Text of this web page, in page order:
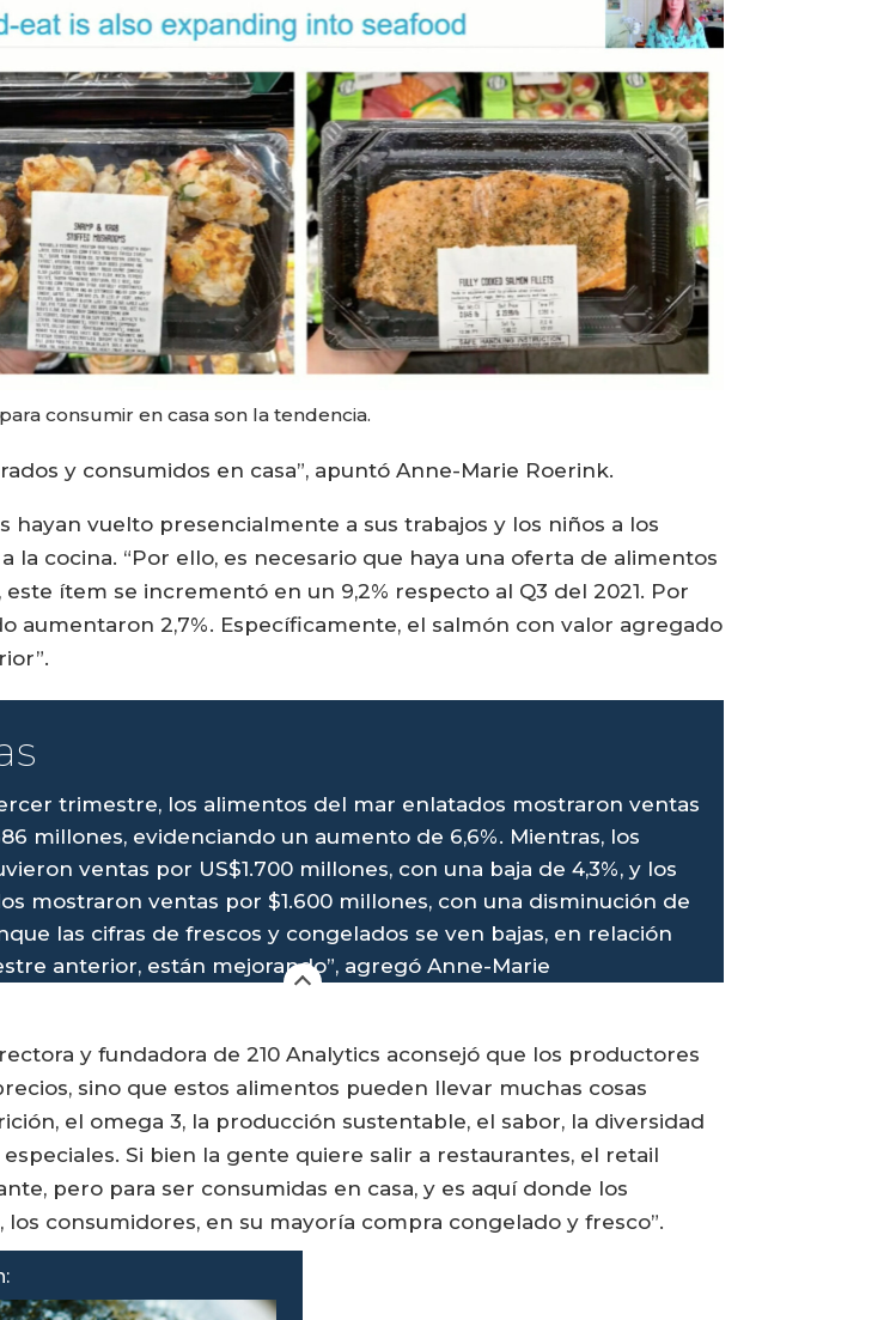
consumir en casa son la tendencia.
y consumidos en casa”, apuntó Anne-Marie Roerink.
hayan vuelto presencialmente a sus trabajos y los niños a los
cocina. “Por ello, es necesario que haya una oferta de alimentos
ítem se incrementó en un 9,2% respecto al Q3 del 2021. Por
aumentaron 2,7%. Específicamente, el salmón con valor agregado
trimestre, los alimentos del mar enlatados mostraron ventas
millones, evidenciando un aumento de 6,6%. Mientras, los
ventas por US$1.700 millones, con una baja de 4,3%, y los
mostraron ventas por $1.600 millones, con una disminución de
las cifras de frescos y congelados se ven bajas, en relación
anterior, están mejorando”, agregó Anne-Marie
y fundadora de 210 Analytics aconsejó que los productores
sino que estos alimentos pueden llevar muchas cosas
el omega 3, la producción sustentable, el sabor, la diversidad
Si bien la gente quiere salir a restaurantes, el retail
pero para ser consumidas en casa, y es aquí donde los
consumidores, en su mayoría compra congelado y fresco”.